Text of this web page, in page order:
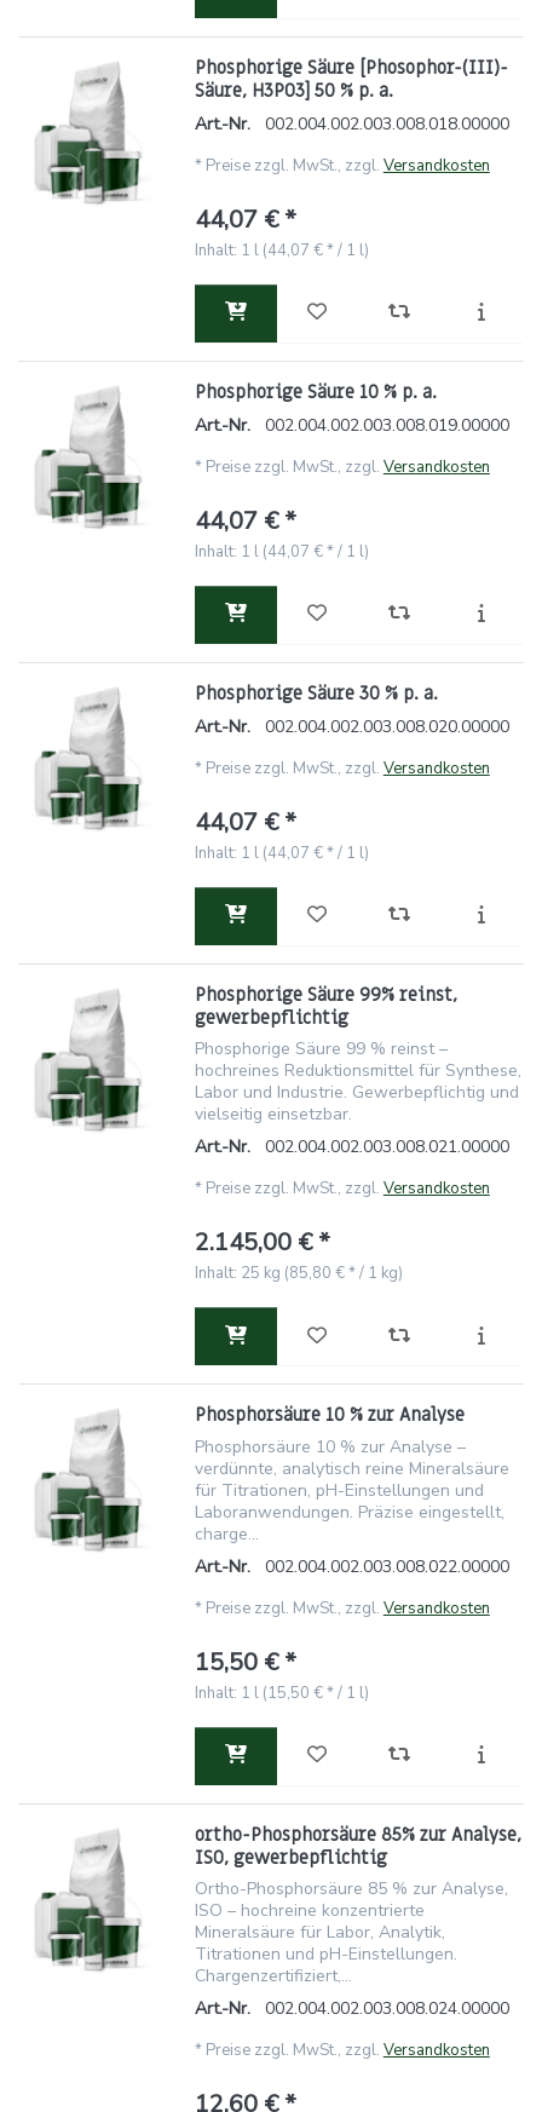
Phosphorige Säure [Phosophor-(III)-
Säure, H3PO3] 50 % p. a.
Art.-Nr. 002.004.002.003.008.018.00000
* Preise zzgl. MwSt., zzgl. Versandkosten
44,07 € *
Inhalt: 1 l (44,07 € * / 1 l)
Phosphorige Säure 10 % p. a.
Art.-Nr. 002.004.002.003.008.019.00000
* Preise zzgl. MwSt., zzgl. Versandkosten
44,07 € *
Inhalt: 1 l (44,07 € * / 1 l)
Phosphorige Säure 30 % p. a.
Art.-Nr. 002.004.002.003.008.020.00000
* Preise zzgl. MwSt., zzgl. Versandkosten
44,07 € *
Inhalt: 1 l (44,07 € * / 1 l)
Phosphorige Säure 99% reinst,
gewerbepflichtig
Phosphorige Säure 99 % reinst –
hochreines Reduktionsmittel für Synthese,
Labor und Industrie. Gewerbepflichtig und
vielseitig einsetzbar.
Art.-Nr.
002.004.002.003.008.021.00000
* Preise zzgl. MwSt., zzgl. Versandkosten
2.145,00 € *
Inhalt: 25 kg (85,80 € * / 1 kg)
Phosphorsäure 10 % zur Analyse
Phosphorsäure 10 % zur Analyse –
verdünnte, analytisch reine Mineralsäure
für Titrationen, pH-Einstellungen und
Laboranwendungen. Präzise eingestellt,
charge...
Art.-Nr.
002.004.002.003.008.022.00000
* Preise zzgl. MwSt., zzgl. Versandkosten
15,50 € *
Inhalt: 1 l (15,50 € * / 1 l)
ortho-Phosphorsäure 85% zur Analyse,
ISO, gewerbepflichtig
Ortho-Phosphorsäure 85 % zur Analyse,
ISO – hochreine konzentrierte
Mineralsäure für Labor, Analytik,
Titrationen und pH-Einstellungen.
Chargenzertifiziert,...
Art.-Nr.
002.004.002.003.008.024.00000
* Preise zzgl. MwSt., zzgl. Versandkosten
12,60 € *